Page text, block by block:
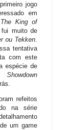
jogo
em
The King of
muito de
ou Tekken.
tentativa
com este
espécie de
refeitos
na série
um game